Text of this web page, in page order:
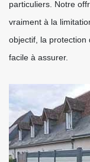
particuliers. Notre
vraiment à la
objectif, la protection
facile à assurer.